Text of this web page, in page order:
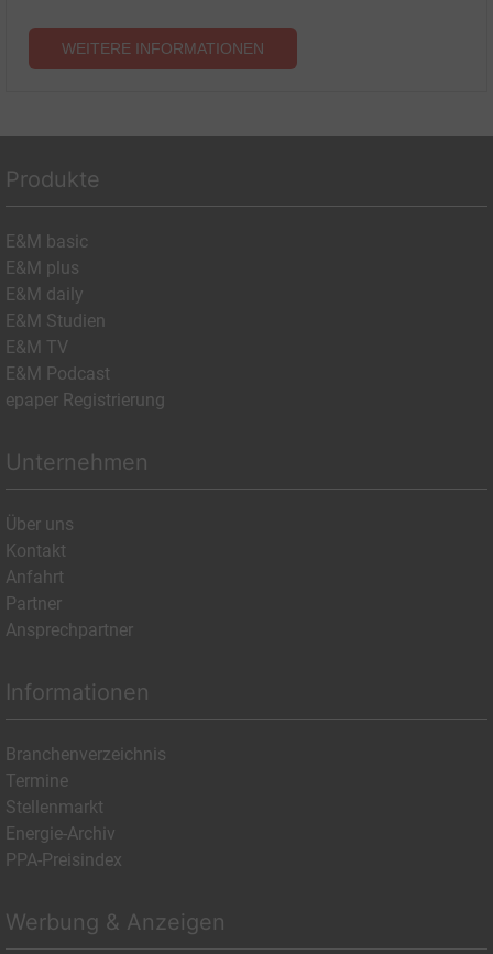
WEITERE INFORMATIONEN
Produkte
E&M basic
E&M plus
E&M daily
E&M Studien
E&M TV
E&M Podcast
epaper Registrierung
Unternehmen
Über uns
Kontakt
Anfahrt
Partner
Ansprechpartner
Informationen
Branchenverzeichnis
Termine
Stellenmarkt
Energie-Archiv
PPA-Preisindex
Werbung & Anzeigen